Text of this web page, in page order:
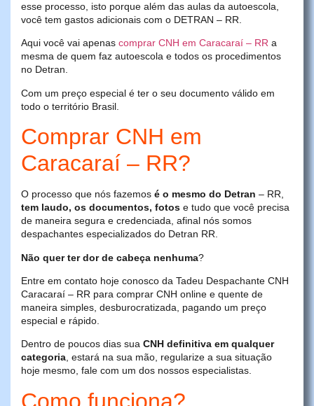
esse processo, isto porque além das aulas da autoescola,
você tem gastos adicionais com o DETRAN – RR.
Aqui você vai apenas comprar CNH em Caracaraí – RR a
mesma de quem faz autoescola e todos os procedimentos
no Detran.
Com um preço especial é ter o seu documento válido em
todo o território Brasil.
Comprar CNH em
Caracaraí – RR?
O processo que nós fazemos é o mesmo do Detran – RR,
tem laudo, os documentos, fotos e tudo que você precisa
de maneira segura e credenciada, afinal nós somos
despachantes especializados do Detran RR.
Não quer ter dor de cabeça nenhuma?
Entre em contato hoje conosco da Tadeu Despachante CNH
Caracaraí – RR para comprar CNH online e quente de
maneira simples, desburocratizada, pagando um preço
especial e rápido.
Dentro de poucos dias sua CNH definitiva em qualquer
categoria, estará na sua mão, regularize a sua situação
hoje mesmo, fale com um dos nossos especialistas.
Como funciona?